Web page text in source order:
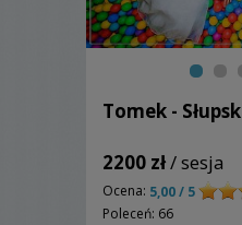
Tomek - Słupsk
2200 zł/ sesja
Ocena: 5,00 / 5
Poleceń: 66